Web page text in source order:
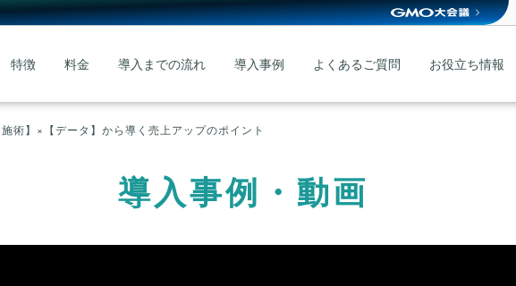
特徴 料金 導入までの流れ 導入事例 よくあるご質問 お役立ち情報
術】×【データ】から導く売上アップのポイント
導入事例・動画